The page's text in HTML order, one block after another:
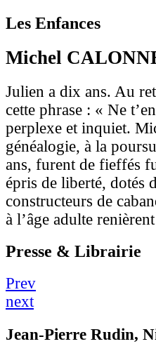
Les Enfances
Michel
Julien a dix ans. Au
cette phrase : « Ne
perplexe et inquiet.
généalogie, à la
ans, furent de fieffés
épris de liberté, dotés
constructeurs de
à l’âge adulte
Presse & Librairie
Prev
next
Jean-Pierre Rudin,